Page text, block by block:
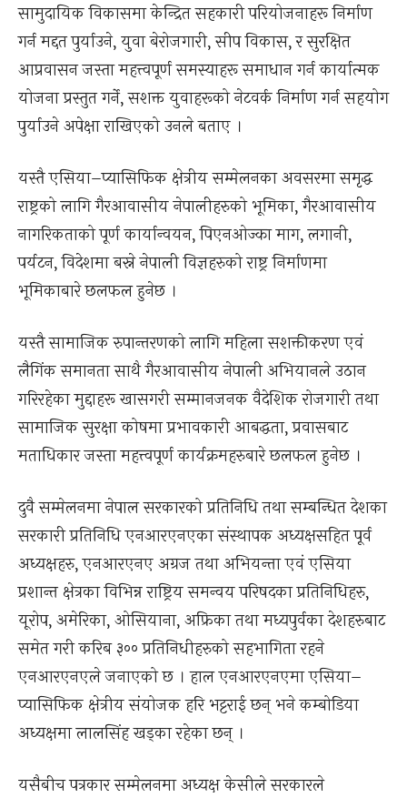
सामुदायिक विकासमा केन्द्रित सहकारी परियोजनाहरू निर्माण
गर्न मद्दत पुर्याउने, युवा बेरोजगारी, सीप विकास, र सुरक्षित
आप्रवासन जस्ता महत्त्वपूर्ण समस्याहरू समाधान गर्न कार्यात्मक
योजना प्रस्तुत गर्ने, सशक्त युवाहरूको नेटवर्क निर्माण गर्न सहयोग
पुर्याउने अपेक्षा राखिएको उनले बताए ।
यस्तै एसिया–प्यासिफिक क्षेत्रीय सम्मेलनका अवसरमा समृद्ध
राष्ट्रको लागि गैरआवासीय नेपालीहरुको भूमिका, गैरआवासीय
नागरिकताको पूर्ण कार्यान्वयन, पिएनओज्का माग, लगानी,
पर्यटन, विदेशमा बस्ने नेपाली विज्ञहरुको राष्ट्र निर्माणमा
भूमिकाबारे छलफल हुनेछ ।
यस्तै सामाजिक रुपान्तरणको लागि महिला सशक्तीकरण एवं
लैगिंक समानता साथै गैरआवासीय नेपाली अभियानले उठान
गरिरहेका मुद्दाहरू खासगरी सम्मानजनक वैदेशिक रोजगारी तथा
सामाजिक सुरक्षा कोषमा प्रभावकारी आबद्धता, प्रवासबाट
मताधिकार जस्ता महत्त्वपूर्ण कार्यक्रमहरुबारे छलफल हुनेछ ।
दुवै सम्मेलनमा नेपाल सरकारको प्रतिनिधि तथा सम्बन्धित देशका
सरकारी प्रतिनिधि एनआरएनएका संस्थापक अध्यक्षसहित पूर्व
अध्यक्षहरु, एनआरएनए अग्रज तथा अभियन्ता एवं एसिया
प्रशान्त क्षेत्रका विभिन्न राष्ट्रिय समन्वय परिषदका प्रतिनिधिहरु,
यूरोप, अमेरिका, ओसियाना, अफ्रिका तथा मध्यपुर्वका देशहरुबाट
समेत गरी करिब ३०० प्रतिनिधीहरुको सहभागिता रहने
एनआरएनएले जनाएको छ । हाल एनआरएनएमा एसिया–
प्यासिफिक क्षेत्रीय संयोजक हरि भट्टराई छन् भने कम्बोडिया
अध्यक्षमा लालसिंह खड्का रहेका छन् ।
यसैबीच पत्रकार सम्मेलनमा अध्यक्ष केसीले सरकारले